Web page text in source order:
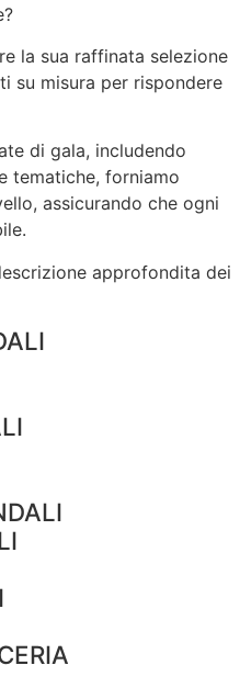
la sua raffinata selezione
su misura per rispondere
di gala, includendo
tematiche, forniamo
assicurando che ogni
approfondita dei